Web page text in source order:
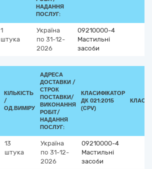
НАДАННЯ
ПОСЛУГ:
1
штука
Україна
по 31-12-
2026
09210000-4
Мастильні
засоби
КІЛЬКІСТЬ
/
ОД.ВИМІРУ
АДРЕСА
ДОСТАВКИ /
СТРОК
ПОСТАВКИ/
ВИКОНАННЯ
РОБІТ/
НАДАННЯ
ПОСЛУГ:
КЛАСИФІКАТОР
ДК 021:2015
(CPV)
13
штука
Україна
по 31-12-
2026
09210000-4
Мастильні
засоби